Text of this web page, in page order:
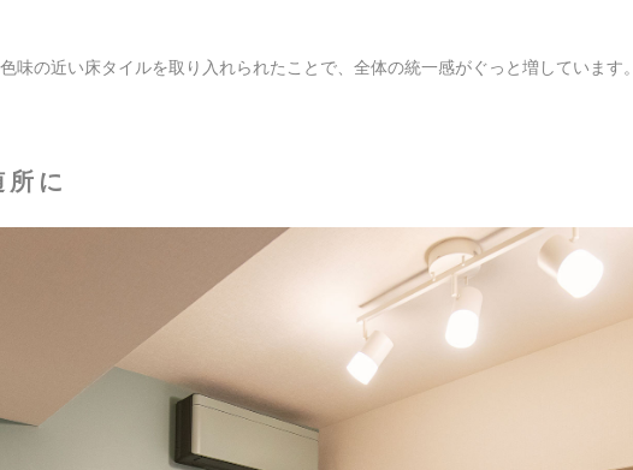
味の近い床タイルを取り入れられたことで、全体の統一感がぐっと増しています。
に